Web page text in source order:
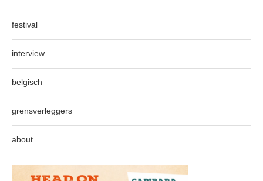
festival
interview
belgisch
grensverleggers
about